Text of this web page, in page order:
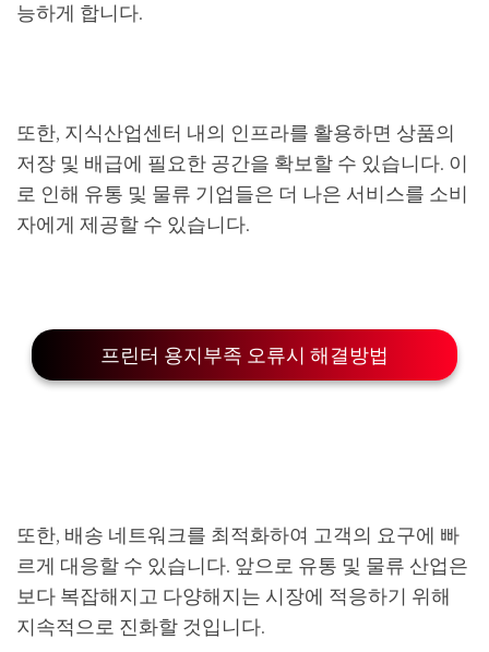
능하게 합니다.
또한, 지식산업센터 내의 인프라를 활용하면 상품의
저장 및 배급에 필요한 공간을 확보할 수 있습니다. 이
로 인해 유통 및 물류 기업들은 더 나은 서비스를 소비
자에게 제공할 수 있습니다.
프린터 용지부족 오류시 해결방법
또한, 배송 네트워크를 최적화하여 고객의 요구에 빠
르게 대응할 수 있습니다. 앞으로 유통 및 물류 산업은
보다 복잡해지고 다양해지는 시장에 적응하기 위해
지속적으로 진화할 것입니다.